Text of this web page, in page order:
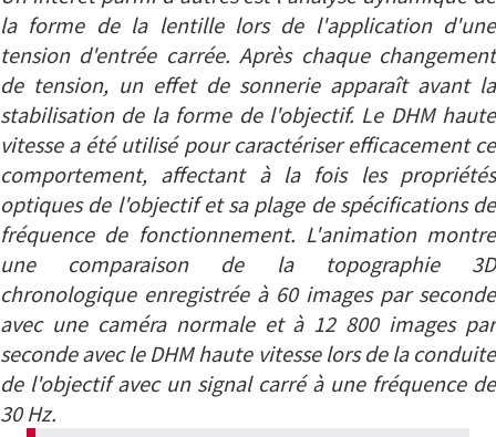
la forme de la lentille lors de l'application d'une
tension d'entrée carrée. Après chaque changement
de tension, un effet de sonnerie apparaît avant la
stabilisation de la forme de l'objectif. Le DHM haute
vitesse a été utilisé pour caractériser efficacement ce
comportement, affectant à la fois les propriétés
optiques de l'objectif et sa plage de spécifications de
fréquence de fonctionnement. L'animation montre
une comparaison de la topographie 3D
chronologique enregistrée à 60 images par seconde
avec une caméra normale et à 12 800 images par
seconde avec le DHM haute vitesse lors de la conduite
de l'objectif avec un signal carré à une fréquence de
30 Hz.